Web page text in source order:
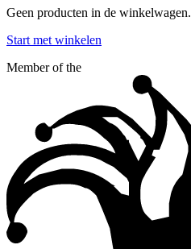
Geen producten in de winkelwagen.
Start met winkelen
Member of the